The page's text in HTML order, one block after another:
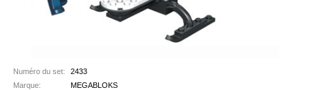
Numéro du set:
2433
Marque:
MEGABLOKS